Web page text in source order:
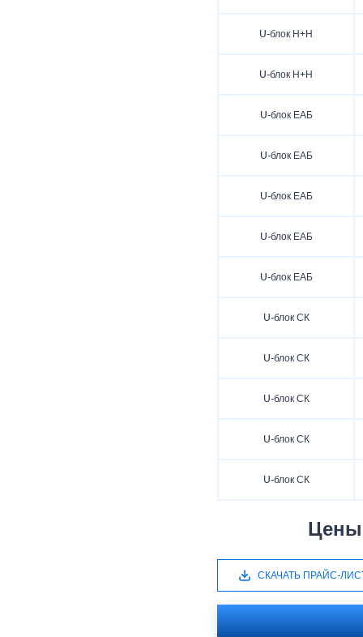
U-блок Н+Н
U-блок Н+Н
U-блок ЕАБ
U-блок ЕАБ
U-блок ЕАБ
U-блок ЕАБ
U-блок ЕАБ
U-блок СК
U-блок СК
U-блок СК
U-блок СК
U-блок СК
Цены
СКАЧАТЬ ПРАЙС-